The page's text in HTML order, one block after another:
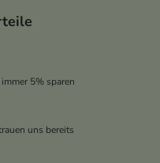
5% sparen
uns bereits